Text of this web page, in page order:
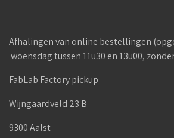
Afhalingen van online bestellingen
woensdag tussen 11u30 en 13u00,
FabLab Factory pickup
Wijngaardveld 23 B
9300 Aalst